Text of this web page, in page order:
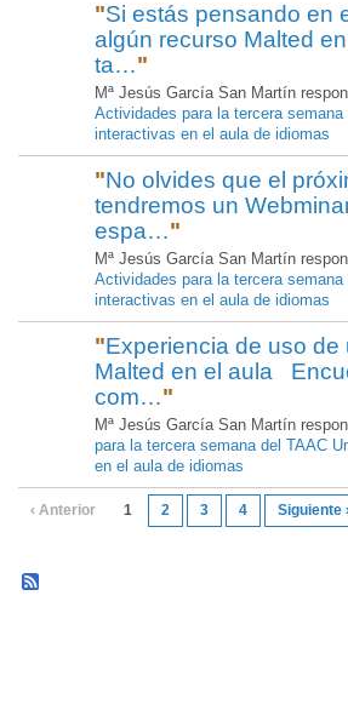
"Si estás pensando en
algún recurso Malted
ta…"
Mª Jesús García San Martín
Actividades para la tercera
interactivas en el aula de idiomas
"No olvides que el
tendremos un
espa…"
Mª Jesús García San Martín
Actividades para la tercera
interactivas en el aula de idiomas
"Experiencia de uso de
Malted en el aula
com…"
Mª Jesús García San Martín
para la tercera semana del TAAC
en el aula de idiomas
‹ Anterior 1 2 3 4 Siguiente